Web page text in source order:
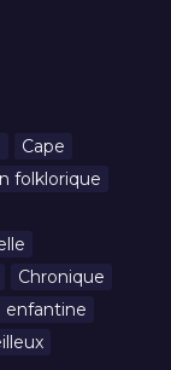
Cape
folklorique
Chronique
enfantine